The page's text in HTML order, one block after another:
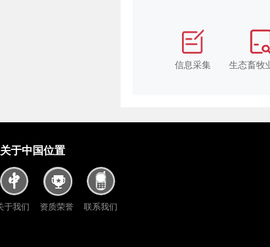
信息采集 生态畜牧
关于中国位置
于我们 资质荣誉 联系我们